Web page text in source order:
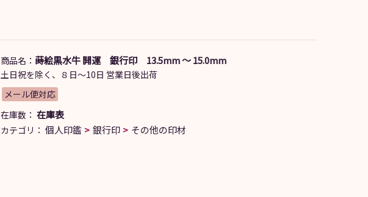
商品名： 蒔絵黒水牛 開運 銀行印 13.5mm ～ 15.0mm
土日祝を除く、８日～10日 営業日後出荷
メール便対応
在庫数： 在庫表
カテゴリ： 個人印鑑 銀行印 その他の印材